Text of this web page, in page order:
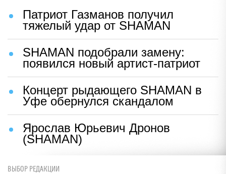
Патриот Газманов получил
тяжелый удар от SHAMAN
SHAMAN подобрали замену:
появился новый артист-патриот
Концерт рыдающего SHAMAN в
Уфе обернулся скандалом
Ярослав Юрьевич Дронов
(SHAMAN)
ВЫБОР РЕДАКЦИИ